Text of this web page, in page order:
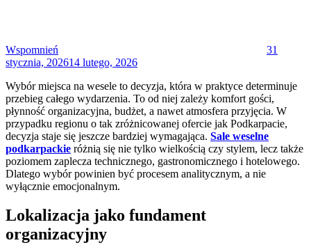
Wspomnień
31
stycznia, 202614 lutego, 2026
Wybór miejsca na wesele to decyzja, która w praktyce determinuje
przebieg całego wydarzenia. To od niej zależy komfort gości,
płynność organizacyjna, budżet, a nawet atmosfera przyjęcia. W
przypadku regionu o tak zróżnicowanej ofercie jak Podkarpacie,
decyzja staje się jeszcze bardziej wymagająca. Sale weselne
podkarpackie różnią się nie tylko wielkością czy stylem, lecz także
poziomem zaplecza technicznego, gastronomicznego i hotelowego.
Dlatego wybór powinien być procesem analitycznym, a nie
wyłącznie emocjonalnym.
Lokalizacja jako fundament
organizacyjny